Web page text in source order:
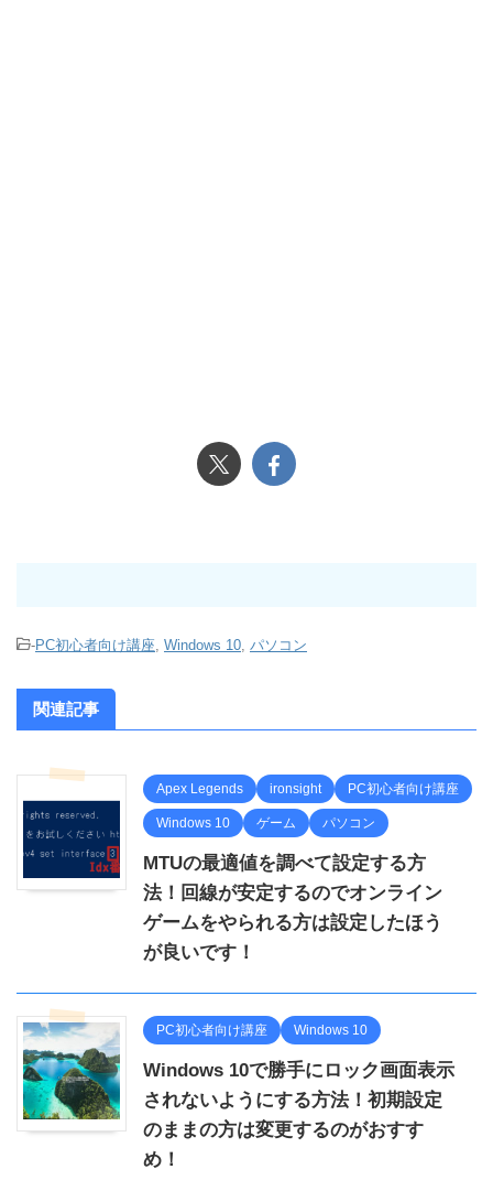
-PC初心者向け講座 Windows 10 パソコン
関連記事
Apex Legends ironsight PC初心者向け講座
Windows 10 ゲーム パソコン
MTUの最適値を調べて設定する方
法！回線が安定するのでオンライン
ゲームをやられる方は設定したほう
が良いです！
PC初心者向け講座 Windows 10
Windows 10で勝手にロック画面表示
されないようにする方法！初期設定
のままの方は変更するのがおすす
め！